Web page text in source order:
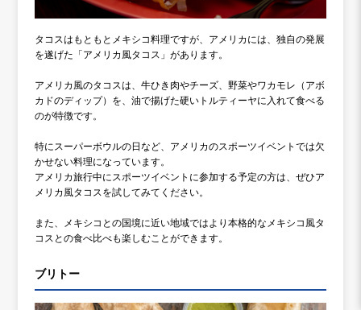
タコスはもともとメキシコ料理ですが、アメリカには、独自の発展
を遂げた「アメリカ風タコス」があります。
アメリカ風のタコスは、牛ひき肉やチーズ、野菜やワカモレ（アボ
カドのディップ）を、油で揚げた硬いトルティーヤに入れて食べる
のが特徴です。
特にスーパーボウルの日など、アメリカのスポーツイベントでは欠
かせない料理になっています。
アメリカ旅行中にスポーツイベントに参加する予定の方は、ぜひア
メリカ風タコスを試してみてください。
また、メキシコとの国境に近い地域ではより本格的なメキシコ風タ
コスとの食べ比べも楽しむことができます。
ブリトー